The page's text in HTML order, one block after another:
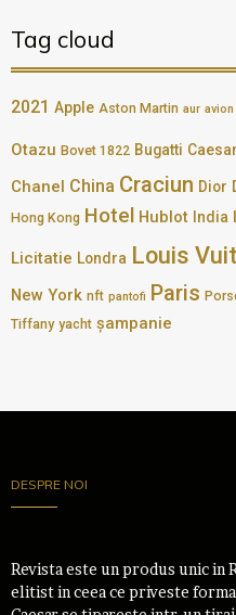
Tag cloud
2021 Apple Aston Martin aur avion
Otazu Bovet 1822 Bugatti Caesar
Chanel China Craciun Dior
Hong Kong Hotel Hublot India
Licitatie Londra Louis
New York nft pantofi Paris
Tiffany yacht șampanie
DESPRE NOI
Revista este un produs unic in
elitist in ceea ce priveste